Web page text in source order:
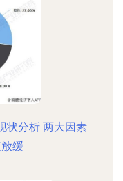
状分析 两大因素
缓